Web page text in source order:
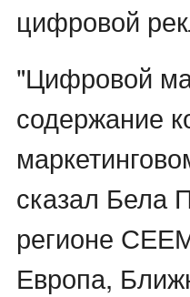
цифровой
"Цифровой
содержание
сказал Бела
регионе
Европа,